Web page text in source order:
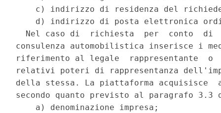
c) indirizzo di residenza del
d) indirizzo di posta elettronica
Nel caso di  richiesta  per  conto  di
consulenza automobilistica inserisce i
riferimento al legale  rappresentante  o
relativi poteri di rappresentanza
della stessa. La piattaforma
secondo quanto previsto al paragrafo
    a) denominazione impresa;